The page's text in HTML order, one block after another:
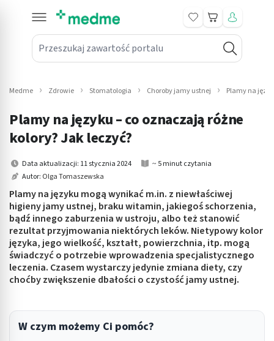
Przeszukaj zawartość portalu
Koszyk
submenu: Leki na receptę
submenu: Mama i dziecko
submenu: Kosmetyki
submenu: Higiena
submenu: Sprzęt medyczny
submenu: Intymne
submenu: Wellness
Medme Zdrowie Stomatologia Choroby jamy ustnej Plamy na
Plamy na języku – co oznaczają różne
kolory? Jak leczyć?
Data aktualizacji: 11 stycznia 2024
~ 5 minut czytania
Autor: Olga Tomaszewska
Plamy na języku mogą wynikać m.in. z niewłaściwej
higieny jamy ustnej, braku witamin, jakiegoś schorzenia,
bądź innego zaburzenia w ustroju, albo też stanowić
rezultat przyjmowania niektórych leków. Nietypowy kolor
języka, jego wielkość, kształt, powierzchnia, itp. mogą
świadczyć o potrzebie wprowadzenia specjalistycznego
leczenia. Czasem wystarczy jedynie zmiana diety, czy
choćby zwiększenie dbałości o czystość jamy ustnej.
W czym możemy Ci pomóc?